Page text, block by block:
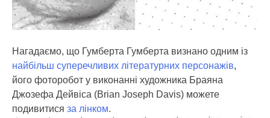
Нагадаємо, що Гумберта Гумберта визнано одним із
найбільш суперечливих літературних персонажів,
його фоторобот у виконанні художника Браяна
Джозефа Дейвіса (Brian Joseph Davis) можете
подивитися за лінком.